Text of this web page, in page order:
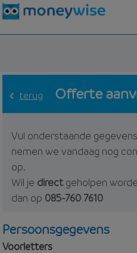
terug Offerte
Vul onderstaande
nemen we vandaag nog
op.
Wil je directgeholpen
dan op 085-760 7610
Persoonsgegevens
Voorletters